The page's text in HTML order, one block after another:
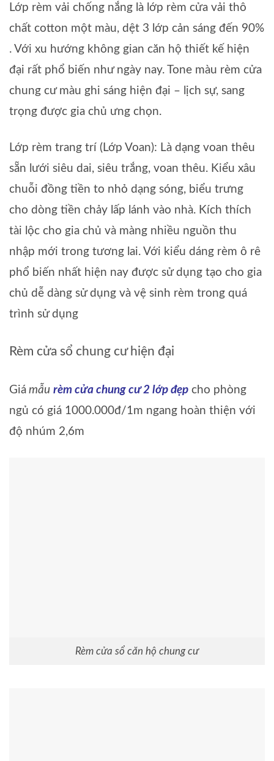
Lớp rèm vải chống nắng là lớp rèm cửa vải thô
chất cotton một màu, dệt 3 lớp cản sáng đến 90%
. Với xu hướng không gian căn hộ thiết kế hiện
đại rất phổ biến như ngày nay. Tone màu rèm cửa
chung cư màu ghi sáng hiện đại – lịch sự, sang
trọng được gia chủ ưng chọn.
Lớp rèm trang trí (Lớp Voan): Là dạng voan thêu
sẵn lưới siêu dai, siêu trắng, voan thêu. Kiểu xâu
chuỗi đồng tiền to nhỏ dạng sóng, biểu trưng
cho dòng tiền chảy lấp lánh vào nhà. Kích thích
tài lộc cho gia chủ và màng nhiều nguồn thu
nhập mới trong tương lai. Với kiểu dáng rèm ô rê
phổ biến nhất hiện nay được sử dụng tạo cho gia
chủ dễ dàng sử dụng và vệ sinh rèm trong quá
trình sử dụng
Rèm cửa sổ chung cư hiện đại
Giá mẫu rèm cửa chung cư 2 lớp đẹp cho phòng
ngủ có giá 1000.000đ/1m ngang hoàn thiện với
độ nhúm 2,6m
Rèm cửa sổ căn hộ chung cư